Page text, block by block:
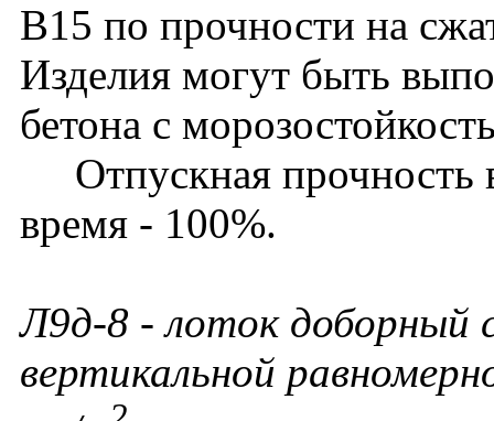
В15 по прочности на
Изделия могут быть
бетона с
Отпускная прочность
время - 100%.
Л9д-8 - лоток доборный
вертикальной